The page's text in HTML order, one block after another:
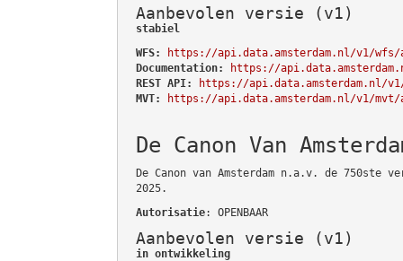
Aanbevolen versie (v1)
stabiel
WFS:
https://api.data.amsterdam.nl/v1/
Documentation:
https://
REST API:
https://api.data.amsterdam.nl/
MVT:
https://api.data.amsterdam.nl/v1/
De Canon Van
De Canon van Amsterdam n.a.v. de 750ste
2025.
Autorisatie: OPENBAAR
Aanbevolen versie (v1)
in ontwikkeling